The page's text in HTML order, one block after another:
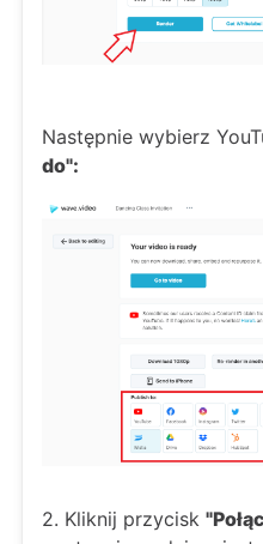
Następnie wybierz
do":
2. Kliknij przycisk